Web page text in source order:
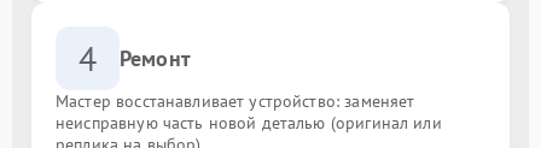
4 Ремонт
Мастер восстанавливает устройство: заменяет
неисправную часть новой деталью (оригинал или